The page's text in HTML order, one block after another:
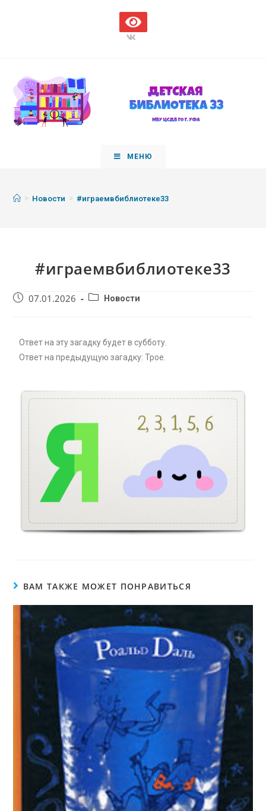
МЕНЮ
> Новости > #играемвбиблиотеке33
#играемвбиблиотеке33
07.01.2026 Новости
Ответ на эту загадку будет в субботу.
Ответ на предыдущую загадку: Трое.
ВАМ ТАКЖЕ МОЖЕТ ПОНРАВИТЬСЯ